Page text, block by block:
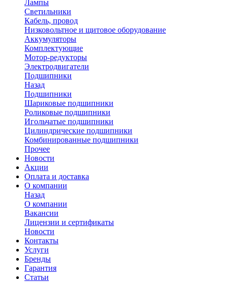
Лампы
Светильники
Кабель, провод
Низковольтное и щитовое оборудование
Аккумуляторы
Комплектующие
Мотор-редукторы
Электродвигатели
Подшипники
Назад
Подшипники
Шариковые подшипники
Роликовые подшипники
Игольчатые подшипники
Цилиндрические подшипники
Комбинированные подшипники
Прочее
Новости
Акции
Оплата и доставка
О компании
Назад
О компании
Вакансии
Лицензии и сертификаты
Новости
Контакты
Услуги
Бренды
Гарантия
Статьи